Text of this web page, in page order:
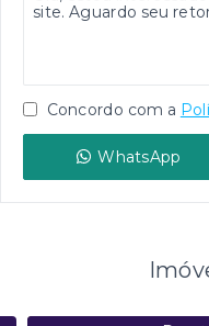
Concordo com a
WhatsApp